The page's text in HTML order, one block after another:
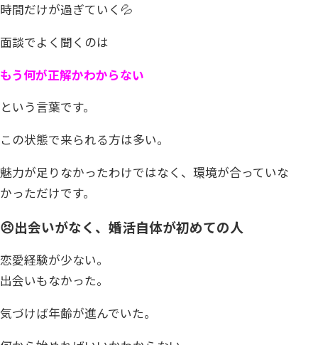
時間だけが過ぎていく💦
面談でよく聞くのは
もう何が正解かわからない
という言葉です。
この状態で来られる方は多い。
魅力が足りなかったわけではなく、環境が合っていな
かっただけです。
😣出会いがなく、婚活自体が初めての人
恋愛経験が少ない。
出会いもなかった。
気づけば年齢が進んでいた。